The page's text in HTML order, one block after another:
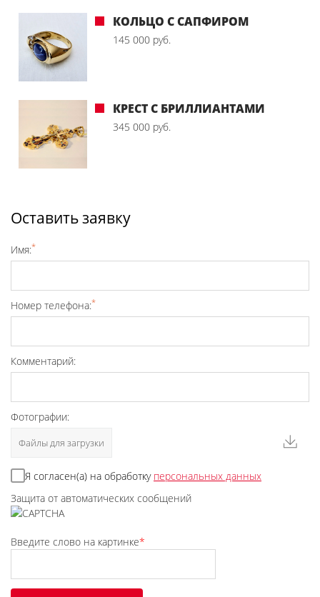
КОЛЬЦО С САПФИРОМ
145 000 руб.
КРЕСТ С БРИЛЛИАНТАМИ
345 000 руб.
Оставить заявку
Имя:*
Номер телефона:*
Комментарий:
Фотографии:
Файлы для загрузки
Я согласен(а) на обработку персональных данных
Защита от автоматических сообщений
Введите слово на картинке*